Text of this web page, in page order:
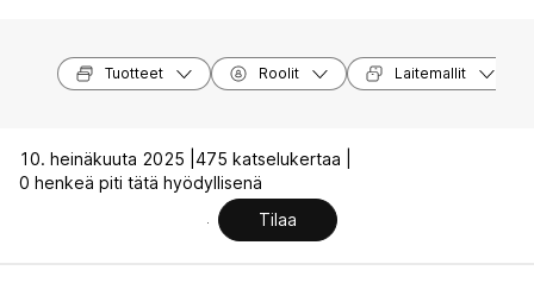
Tuotteet Roolit Laitemallit
10. heinäkuuta 2025 | 475 katselukertaa |
0 henkeä piti tätä hyödyllisenä
Tilaa